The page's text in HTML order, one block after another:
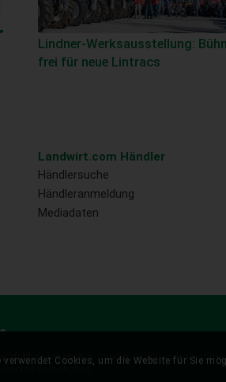
Lindner-Werksausstellung:
frei für neue Lintracs
Landwirt.com Händler
Händlersuche
Händleranmeldung
Mediadaten
vorbehalten. marktplatz@landwirt.com
verwendet Cookies, um die Website für Sie